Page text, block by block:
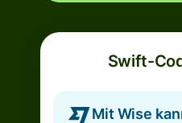
Swift-
Mit Wise